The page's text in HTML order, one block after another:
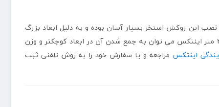
این روکش استخر بسیار آسان بوده و به دلیل ابعاد بزرگ
تر نسبت به درب استخر مورد استفاده، فریم های فوقانی را نیز پوشش خواهد داد. از ویژگی های دیگر درپوش استخر پیش ساخته 4 در 2 متر اینتکس می توان به جمع شدن آن در ابعاد کوچکتر و وزن
اینتکس مراجعه و یا سفارش خود را به روش تلفنی ثبت